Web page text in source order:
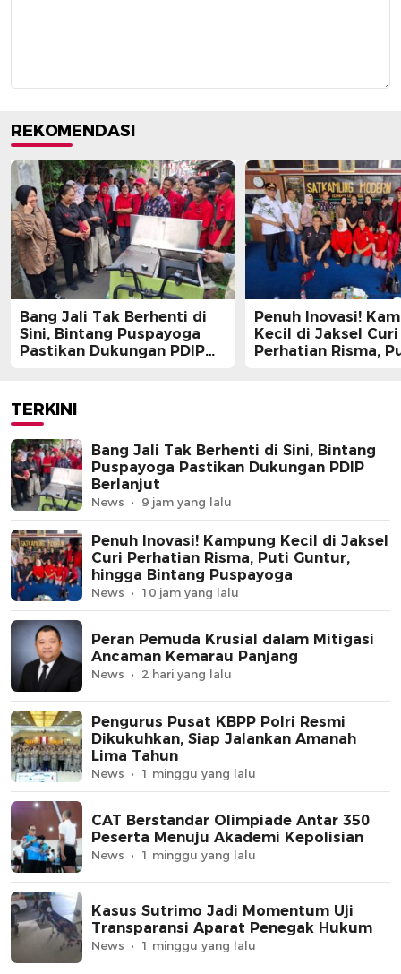
REKOMENDASI
Bang Jali Tak Berhenti di
Sini, Bintang Puspayoga
Pastikan Dukungan PDIP
Penuh Inovasi!
Kecil di Jaksel Curi
Perhatian Risma,
TERKINI
Bang Jali Tak Berhenti di Sini, Bintang
Puspayoga Pastikan Dukungan PDIP
Berlanjut
News 9 jam yang lalu
Penuh Inovasi! Kampung Kecil di Jaksel
Curi Perhatian Risma, Puti Guntur,
hingga Bintang Puspayoga
News 10 jam yang lalu
Peran Pemuda Krusial dalam Mitigasi
Ancaman Kemarau Panjang
News 2 hari yang lalu
Pengurus Pusat KBPP Polri Resmi
Dikukuhkan, Siap Jalankan Amanah
Lima Tahun
News 1 minggu yang lalu
CAT Berstandar Olimpiade Antar 350
Peserta Menuju Akademi Kepolisian
News 1 minggu yang lalu
Kasus Sutrimo Jadi Momentum Uji
Transparansi Aparat Penegak Hukum
News 1 minggu yang lalu